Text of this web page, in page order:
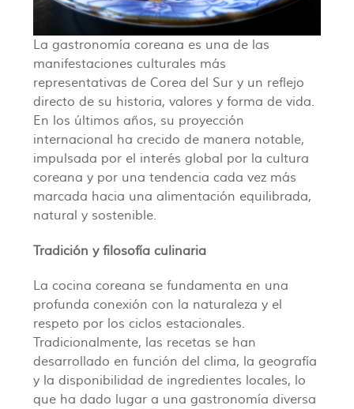
La gastronomía coreana es una de las
manifestaciones culturales más
representativas de Corea del Sur y un reflejo
directo de su historia, valores y forma de vida.
En los últimos años, su proyección
internacional ha crecido de manera notable,
impulsada por el interés global por la cultura
coreana y por una tendencia cada vez más
marcada hacia una alimentación equilibrada,
natural y sostenible.
Tradición y filosofía culinaria
La cocina coreana se fundamenta en una
profunda conexión con la naturaleza y el
respeto por los ciclos estacionales.
Tradicionalmente, las recetas se han
desarrollado en función del clima, la geografía
y la disponibilidad de ingredientes locales, lo
que ha dado lugar a una gastronomía diversa